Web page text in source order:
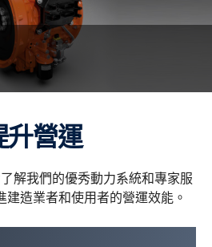
提升營運
解我們的優秀動力系統和專家服
建造業者和使用者的營運效能。